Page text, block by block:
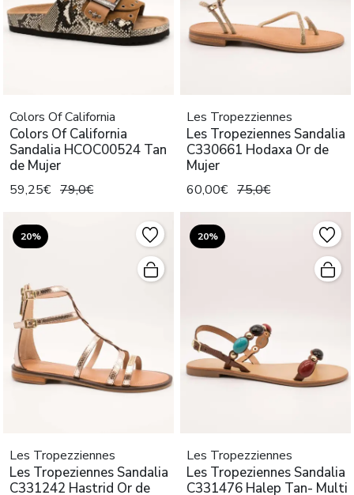
Colors Of California
Colors Of California
Sandalia HCOC00524 Tan
de Mujer
59,25€ 79,0€
Les Tropezziennes
Les Tropeziennes Sandalia
C330661 Hodaxa Or de
Mujer
60,00€ 75,0€
20%
Les Tropezziennes
Les Tropeziennes Sandalia
C331242 Hastrid Or de
20%
Les Tropezziennes
Les Tropeziennes Sandalia
C331476 Halep Tan- Multi